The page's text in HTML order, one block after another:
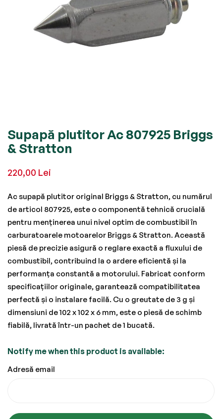
to
the
of
images
gallery
Supapă plutitor Ac 807925 Briggs
& Stratton
220,00 Lei
Ac supapă plutitor original Briggs & Stratton, cu numărul
de articol 807925, este o componentă tehnică crucială
pentru menținerea unui nivel optim de combustibil în
carburatoarele motoarelor Briggs & Stratton. Această
piesă de precizie asigură o reglare exactă a fluxului de
combustibil, contribuind la o ardere eficientă și la
performanța constantă a motorului. Fabricat conform
specificațiilor originale, garantează compatibilitatea
perfectă și o instalare facilă. Cu o greutate de 3 g și
dimensiuni de 102 x 102 x 6 mm, este o piesă de schimb
fiabilă, livrată într-un pachet de 1 bucată.
Notify me when this product is available:
Adresă email